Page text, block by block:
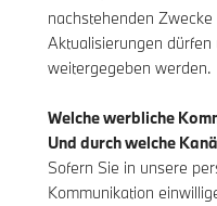
nachstehenden
Aktualisierungen
weitergegeben werden.
Welche werbliche
Und durch welche
Sofern Sie in unsere
Kommunikation